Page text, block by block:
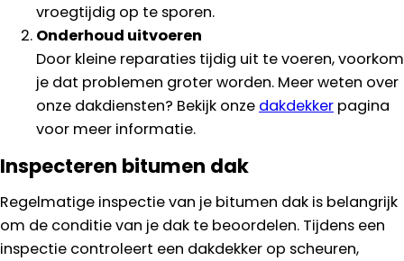
vroegtijdig op te sporen.
Onderhoud uitvoeren
Door kleine reparaties tijdig uit te voeren, voorkom
je dat problemen groter worden. Meer weten over
onze dakdiensten? Bekijk onze dakdekker pagina
voor meer informatie.
Inspecteren bitumen dak
Regelmatige inspectie van je bitumen dak is belangrijk
om de conditie van je dak te beoordelen. Tijdens een
inspectie controleert een dakdekker op scheuren,